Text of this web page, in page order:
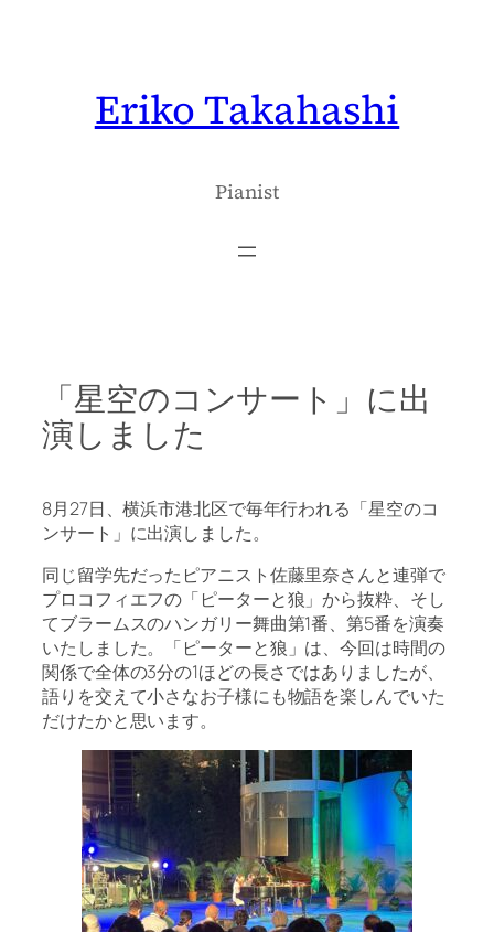
Eriko Takahashi
Pianist
「星空のコンサート」に出
演しました
8月27日、横浜市港北区で毎年行われる「星空のコ
ンサート」に出演しました。
同じ留学先だったピアニスト佐藤里奈さんと連弾で
プロコフィエフの「ピーターと狼」から抜粋、そし
てブラームスのハンガリー舞曲第1番、第5番を演奏
いたしました。「ピーターと狼」は、今回は時間の
関係で全体の3分の1ほどの長さではありましたが、
語りを交えて小さなお子様にも物語を楽しんでいた
だけたかと思います。